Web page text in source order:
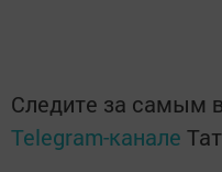
Следите за самым
Telegram-канале